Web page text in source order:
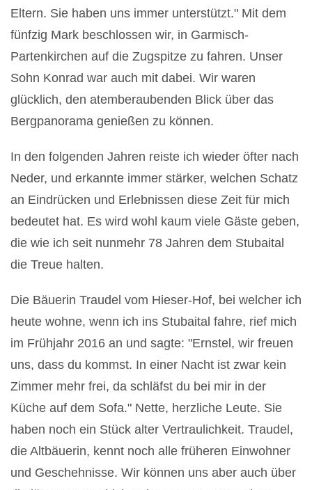
Eltern. Sie haben uns immer unterstützt." Mit dem
fünfzig Mark beschlossen wir, in Garmisch-
Partenkirchen auf die Zugspitze zu fahren. Unser
Sohn Konrad war auch mit dabei. Wir waren
glücklich, den atemberaubenden Blick über das
Bergpanorama genießen zu können.
In den folgenden Jahren reiste ich wieder öfter nach
Neder, und erkannte immer stärker, welchen Schatz
an Eindrücken und Erlebnissen diese Zeit für mich
bedeutet hat. Es wird wohl kaum viele Gäste geben,
die wie ich seit nunmehr 78 Jahren dem Stubaital
die Treue halten.
Die Bäuerin Traudel vom Hieser-Hof, bei welcher ich
heute wohne, wenn ich ins Stubaital fahre, rief mich
im Frühjahr 2016 an und sagte: "Ernstel, wir freuen
uns, dass du kommst. In einer Nacht ist zwar kein
Zimmer mehr frei, da schläfst du bei mir in der
Küche auf dem Sofa." Nette, herzliche Leute. Sie
haben noch ein Stück alter Vertraulichkeit. Traudel,
die Altbäuerin, kennt noch alle früheren Einwohner
und Geschehnisse. Wir können uns aber auch über